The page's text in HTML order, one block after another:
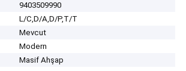
9403509990
L/C,D/A,D/P,T/T
Mevcut
Modern
Masif Ahşap